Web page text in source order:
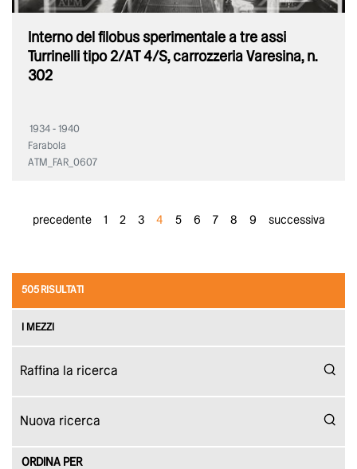
505 RISULTATI
I MEZZI
ORDINA PER
Interno del filobus sperimentale a tre assi
Turrinelli tipo 2/AT 4/S, carrozzeria Varesina, n.
302
1934 - 1940
Farabola
ATM_FAR_0607
precedente 1 2 3 4 5 6 7 8 9 successiva